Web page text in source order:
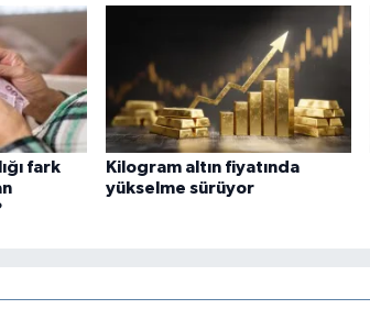
fark
Kilogram altın fiyatında
yükselme sürüyor